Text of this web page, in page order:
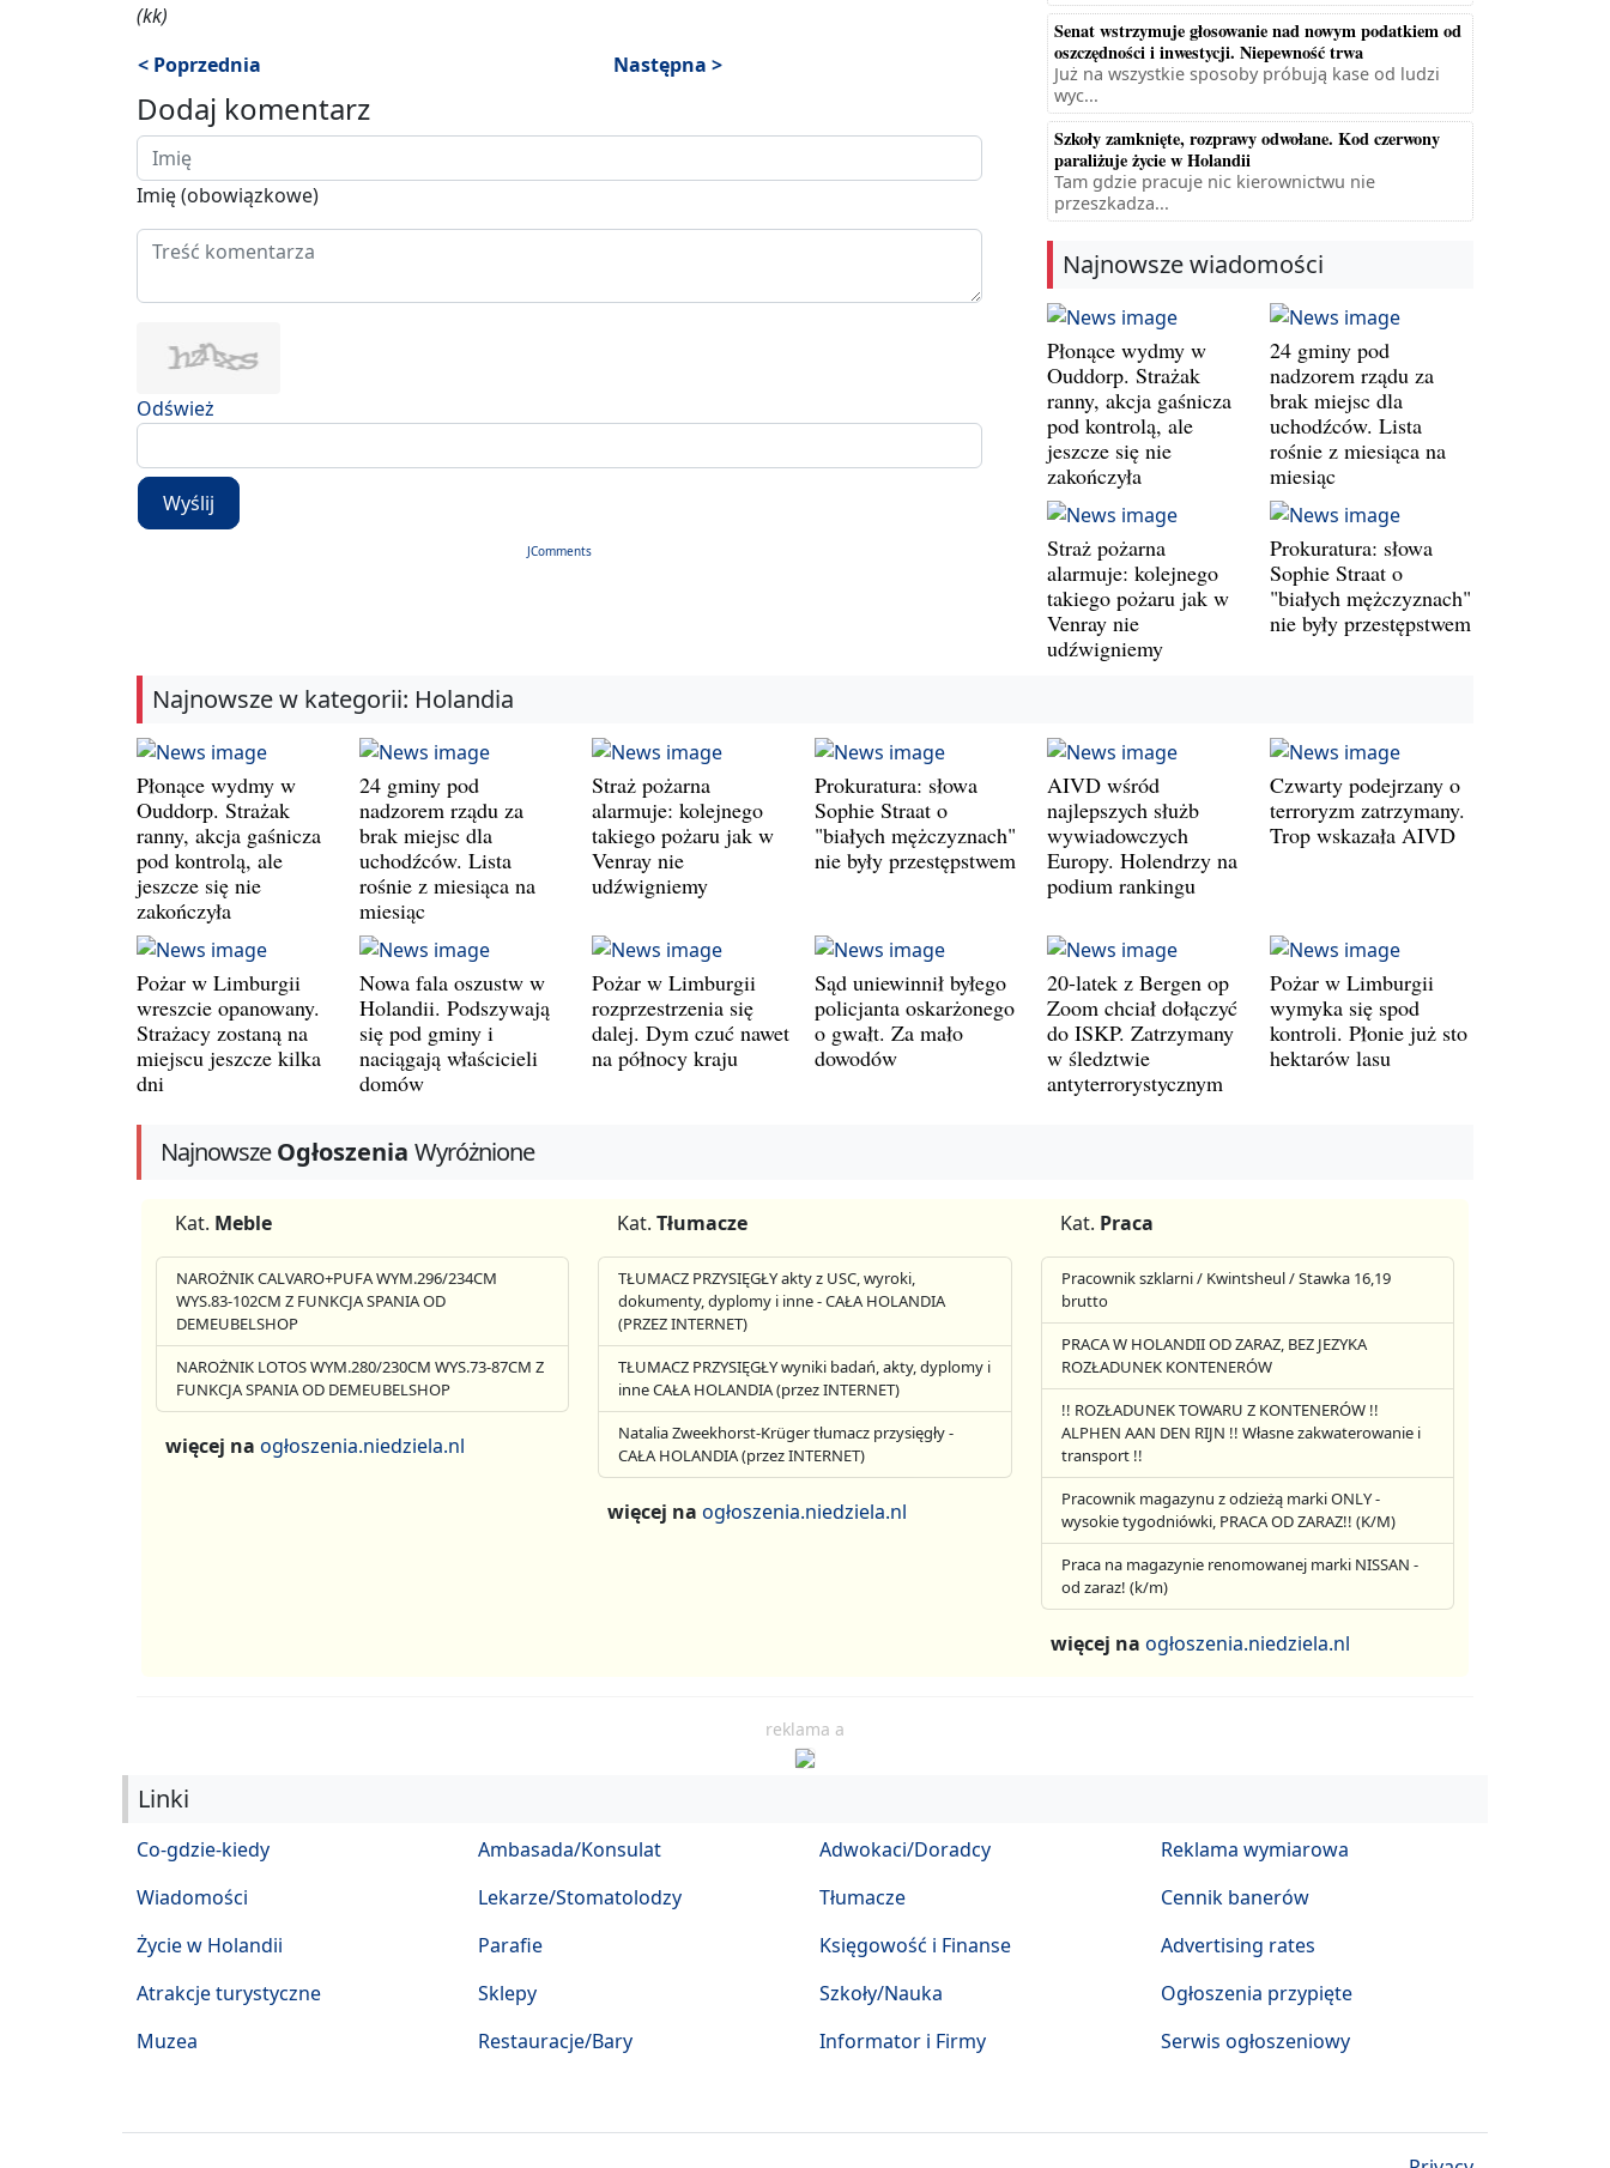
(kk)
< Poprzednia
Następna >
Dodaj komentarz
Imię (obowiązkowe)
Odśwież
Wyślij
JComments
Senat wstrzymuje głosowanie nad nowym podatkiem od
oszczędności i inwestycji. Niepewność trwa
Już na wszystkie sposoby próbują kase od ludzi
wyc...
Szkoły zamknięte, rozprawy odwołane. Kod czerwony
paraliżuje życie w Holandii
Tam gdzie pracuje nic kierownictwu nie
przeszkadza...
Najnowsze wiadomości
Płonące wydmy w
Ouddorp. Strażak
ranny, akcja gaśnicza
pod kontrolą, ale
jeszcze się nie
zakończyła
24 gminy pod
nadzorem rządu za
brak miejsc dla
uchodźców. Lista
rośnie z miesiąca na
miesiąc
Straż pożarna
alarmuje: kolejnego
takiego pożaru jak w
Venray nie
udźwigniemy
Prokuratura: słowa
Sophie Straat o
"białych mężczyznach"
nie były przestępstwem
Najnowsze w kategorii: Holandia
Płonące wydmy w
Ouddorp. Strażak
ranny, akcja gaśnicza
pod kontrolą, ale
jeszcze się nie
zakończyła
24 gminy pod
nadzorem rządu za
brak miejsc dla
uchodźców. Lista
rośnie z miesiąca na
miesiąc
Straż pożarna
alarmuje: kolejnego
takiego pożaru jak w
Venray nie
udźwigniemy
Prokuratura: słowa
Sophie Straat o
"białych mężczyznach"
nie były przestępstwem
AIVD wśród
najlepszych służb
wywiadowczych
Europy. Holendrzy na
podium rankingu
Czwarty podejrzany o
terroryzm zatrzymany.
Trop wskazała AIVD
Pożar w Limburgii
wreszcie opanowany.
Strażacy zostaną na
miejscu jeszcze kilka
dni
Nowa fala oszustw w
Holandii. Podszywają
się pod gminy i
naciągają właścicieli
domów
Pożar w Limburgii
rozprzestrzenia się
dalej. Dym czuć nawet
na północy kraju
Sąd uniewinnił byłego
policjanta oskarżonego
o gwałt. Za mało
dowodów
20-latek z Bergen op
Zoom chciał dołączyć
do ISKP. Zatrzymany
w śledztwie
antyterrorystycznym
Pożar w Limburgii
wymyka się spod
kontroli. Płonie już sto
hektarów lasu
NajnowszeOgłoszenia Wyróżnione
Kat. Meble
NAROŻNIK CALVARO+PUFA WYM.296/234CM
WYS.83-102CM Z FUNKCJA SPANIA OD
DEMEUBELSHOP
NAROŻNIK LOTOS WYM.280/230CM WYS.73-87CM Z
FUNKCJA SPANIA OD DEMEUBELSHOP
więcej na ogłoszenia.niedziela.nl
Kat. Tłumacze
TŁUMACZ PRZYSIĘGŁY akty z USC, wyroki,
dokumenty, dyplomy i inne - CAŁA HOLANDIA
(PRZEZ INTERNET)
TŁUMACZ PRZYSIĘGŁY wyniki badań, akty, dyplomy i
inne CAŁA HOLANDIA (przez INTERNET)
Natalia Zweekhorst-Krüger tłumacz przysięgły -
CAŁA HOLANDIA (przez INTERNET)
więcej naogłoszenia.niedziela.nl
Kat. Praca
Pracownik szklarni / Kwintsheul / Stawka 16,19
brutto
PRACA W HOLANDII OD ZARAZ, BEZ JEZYKA
ROZŁADUNEK KONTENERÓW
!! ROZŁADUNEK TOWARU Z KONTENERÓW !!
ALPHEN AAN DEN RIJN !! Własne zakwaterowanie i
transport !!
Pracownik magazynu z odzieżą marki ONLY -
wysokie tygodniówki, PRACA OD ZARAZ!! (K/M)
Praca na magazynie renomowanej marki NISSAN -
od zaraz! (k/m)
więcej na ogłoszenia.niedziela.nl
reklama a
Linki
Co-gdzie-kiedy
Wiadomości
Życie w Holandii
Atrakcje turystyczne
Muzea
Ambasada/Konsulat
Lekarze/Stomatolodzy
Parafie
Sklepy
Restauracje/Bary
Adwokaci/Doradcy
Tłumacze
Księgowość i Finanse
Szkoły/Nauka
Informator i Firmy
Reklama wymiarowa
Cennik banerów
Advertising rates
Ogłoszenia przypięte
Serwis ogłoszeniowy